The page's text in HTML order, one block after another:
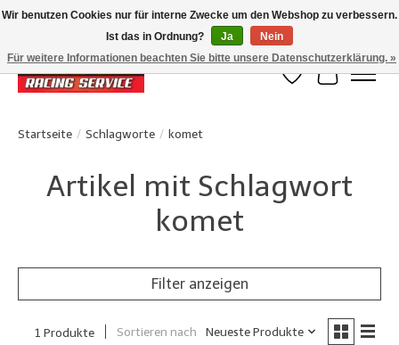
Klanten beoordelen ons met een 4,8/5 op Google reviews
Wunschzettel
Ihr
Startseite / Schlagworte / komet
Artikel mit Schlagwort
komet
Filter anzeigen
1 Produkte Sortieren nach Neueste Produkte
Wir benutzen Cookies nur für interne Zwecke um den Webshop zu verbessern.
Ist das in Ordnung?
Ja
Nein
Für weitere Informationen beachten Sie bitte unsere Datenschutzerklärung. »